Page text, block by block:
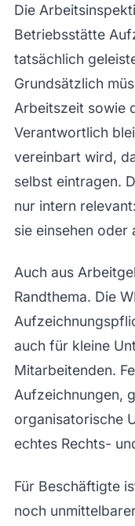
Die
Betriebsstätte
tatsächlich
Grundsätzlich
Arbeitszeit sowie
Verantwortlich
vereinbart wird,
selbst eintragen.
nur intern
sie einsehen oder
Auch aus
Randthema. Die
auch für kleine
Mitarbeitenden.
Aufzeichnungen,
organisatorische
echtes Rechts-
Für Beschäftigte
noch